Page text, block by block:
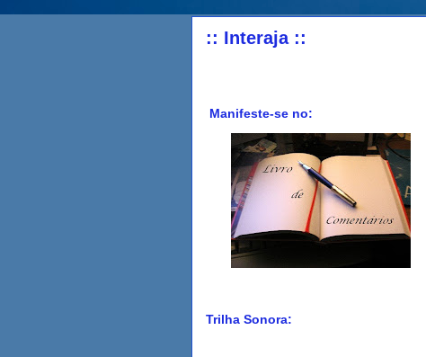
:: Interaja ::
Manifeste-se no:
Trilha Sonora: